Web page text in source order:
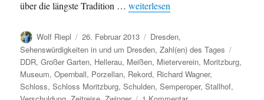
über die längste Tradition …„Weitere Dresdner Rekorde (III)“
weiterlesen
Autor
Wolf Riepl
Veröffentlicht
am
26. Februar 2013 Kategorien
Dresden,
Sehenswürdigkeiten in und um Dresden,Zahl(en) des Tages
DDR,Großer Garten, Hellerau, Meißen, Mieterverein, Moritzburg,
Museum,Opernball, Porzellan, Rekord, Richard Wagner,
Schloss,Schloss Moritzburg,Schulden,Semperoper,Stallhof,